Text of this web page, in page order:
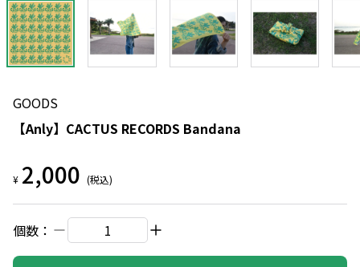
GOODS
【Anly】CACTUS RECORDS Bandana
¥ 2,000 (税込)
個数：